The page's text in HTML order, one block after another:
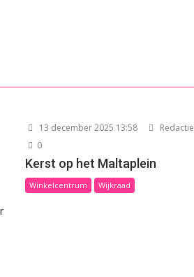
13 december 2025 13:58
Redactie
0
Kerst op het Maltaplein
Winkelcentrum Wijkraad